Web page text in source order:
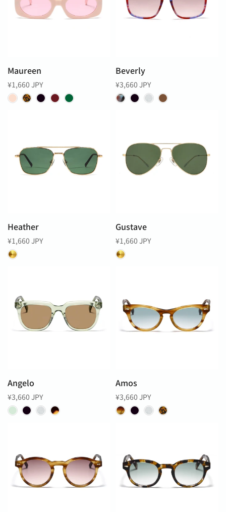
Maureen
¥1,660 JPY
Beverly
¥3,660 JPY
Heather
¥1,660 JPY
Gustave
¥1,660 JPY
Angelo
¥3,660 JPY
Amos
¥3,660 JPY